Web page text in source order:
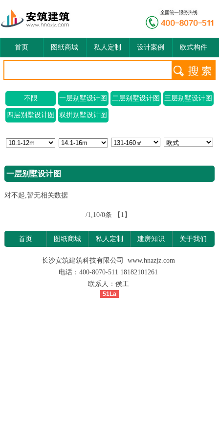
首页 图纸商城 私人定制 设计案例 欧式构件
不限 一层别墅设计图 二层别墅设计图 三层别墅设计图
四层别墅设计图 双拼别墅设计图
一层别墅设计图
对不起,暂无相关数据
/1,10/0条 【1】
首页 图纸商城 私人定制 建房知识 关于我们
长沙安筑建筑科技有限公司 www.hnazjz.com
电话：400-8070-511 18182101261
联系人：侯工
51La